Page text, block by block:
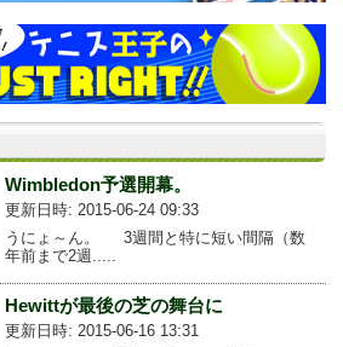
Wimbledon予選開幕。
更新日時: 2015-06-24 09:33
うにょ～ん。 3週間と特に短い間隔（数
年前まで2週.....
Hewittが最後の芝の舞台に
更新日時: 2015-06-16 13:31